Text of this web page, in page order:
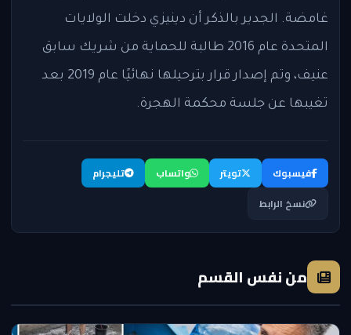
غامضة. الجدير بالذكر أن دينيزي دخلت الولايات
المتحدة عام 2016 طالبة للحماية من شريك سابق
عنيف، وتم إصدار قرار بترحيلها نهائيًا عام 2019 بعد
تغيبها عن جلسة محكمة الهجرة.
فيسبوك تويتر واتساب
تليجرام
نسخ الرابط
من نفس القسم